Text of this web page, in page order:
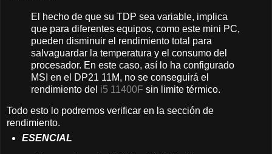
El hecho de que su TDP sea variable, implica
que para diferentes equipos, como este mini PC,
pueden disminuir el rendimiento total para
salvaguardar la temperatura y el consumo del
procesador. En este caso, así lo ha configurado
MSI en el DP21 11M, no se conseguirá el
rendimiento del i5 11400F sin limite térmico.
Todo esto lo podremos verificar en la sección de
rendimiento.
ESENCIAL